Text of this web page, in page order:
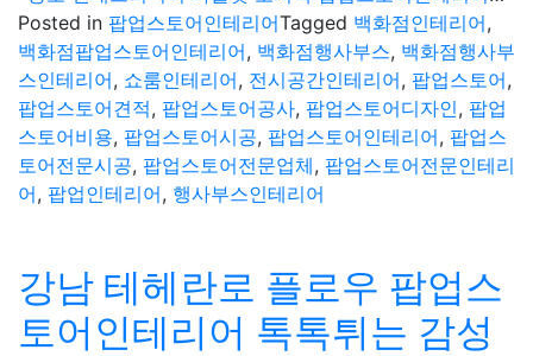
Posted in 팝업스토어인테리어Tagged 백화점인테리어,
백화점팝업스토어인테리어, 백화점행사부스, 백화점행사부
스인테리어, 쇼룸인테리어, 전시공간인테리어, 팝업스토어,
팝업스토어견적, 팝업스토어공사, 팝업스토어디자인, 팝업
스토어비용, 팝업스토어시공, 팝업스토어인테리어, 팝업스
토어전문시공, 팝업스토어전문업체, 팝업스토어전문인테리
어, 팝업인테리어, 행사부스인테리어
강남 테헤란로 플로우 팝업스
토어인테리어 톡톡튀는 감성